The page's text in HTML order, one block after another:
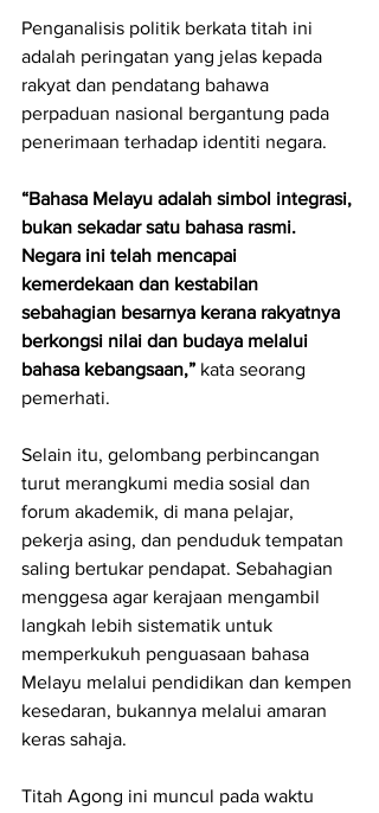
Penganalisis politik berkata titah ini
adalah peringatan yang jelas kepada
rakyat dan pendatang bahawa
perpaduan nasional bergantung pada
penerimaan terhadap identiti negara.
“Bahasa Melayu adalah simbol integrasi,
bukan sekadar satu bahasa rasmi.
Negara ini telah mencapai
kemerdekaan dan kestabilan
sebahagian besarnya kerana rakyatnya
berkongsi nilai dan budaya melalui
bahasa kebangsaan,” kata seorang
pemerhati.
Selain itu, gelombang perbincangan
turut merangkumi media sosial dan
forum akademik, di mana pelajar,
pekerja asing, dan penduduk tempatan
saling bertukar pendapat. Sebahagian
menggesa agar kerajaan mengambil
langkah lebih sistematik untuk
memperkukuh penguasaan bahasa
Melayu melalui pendidikan dan kempen
kesedaran, bukannya melalui amaran
keras sahaja.
Titah Agong ini muncul pada waktu